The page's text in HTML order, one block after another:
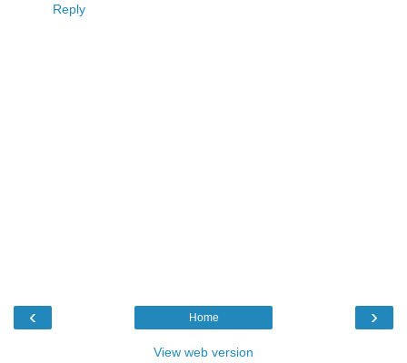
Reply
‹ ›
Home
View web version